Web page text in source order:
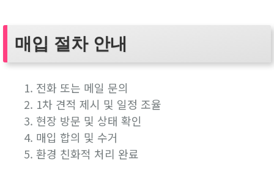
매입 절차 안내
전화 또는 메일 문의
1차 견적 제시 및 일정 조율
현장 방문 및 상태 확인
매입 합의 및 수거
환경 친화적 처리 완료